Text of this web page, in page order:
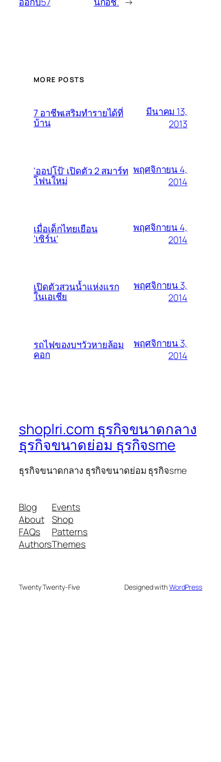
MORE POSTS
7 อาชีพเสริมทำรายได้ที่
บ้าน
มีนาคม 13,
2013
‘ออปโป้’ เปิดตัว 2 สมาร์ท
โฟนใหม่
พฤศจิกายน 4,
2014
เมื่อเด็กไทยเยือน
‘เซิร์น’
พฤศจิกายน 4,
2014
เปิดตัวสวนน้ำแห่งแรก
ในเอเชีย
พฤศจิกายน 3,
2014
รถไฟของบฯวัวหายล้อม
คอก
พฤศจิกายน 3,
2014
shoplri.com ธุรกิจขนาดกลาง
ธุรกิจขนาดย่อม ธุรกิจsme
ธุรกิจขนาดกลาง ธุรกิจขนาดย่อม ธุรกิจsme
Blog
About
FAQs
Authors
Events
Shop
Patterns
Themes
Twenty Twenty-Five Designed withWordPress